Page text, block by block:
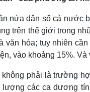
nửa dân số cả nước
trên thế giới trong
văn hóa; tuy nhiên
vào khoảng 15%.
không phải là trường
các ca dương